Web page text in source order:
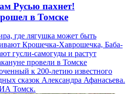
Русью пахнет!
в Томске
где лягушка может быть
Крошечка-Хаврошечка, Баба-
гусли-самогуды и растут
провели в Томске
к 200-летию известного
сказок Александра Афанасьева.
Томск.